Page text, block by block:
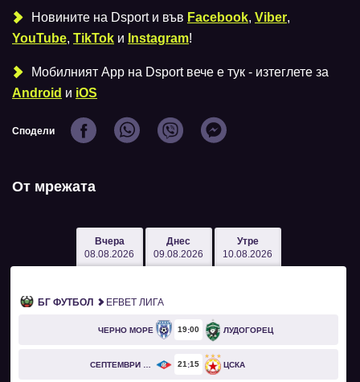
Новините на Dsport и във Facebook, Viber,
YouTube, TikTok и Instagram!
Мобилният Аpp на Dsport вече е тук - изтеглете за
Android и iOS
Сподели
От мрежата
Вчера
08.08.2026
Днес
09.08.2026
Утре
10.08.2026
БГ ФУТБОЛ EFBET ЛИГА
ЧЕРНО МОРЕ 19 00 ЛУДОГОРЕЦ
СЕПТЕМВРИ СОФИЯ 21 15 ЦСКА